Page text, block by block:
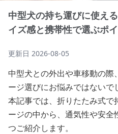
中型犬の持ち運びに使え
イズ感と携帯性で選ぶポ
更新日 2026-08-05
中型犬との外出や車移動の
ージ選びにお悩みではないで
本記事では、折りたたみ式
ージの中から、通気性や安
つご紹介します。